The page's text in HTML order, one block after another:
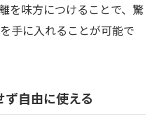
を味方につけることで、驚
手に入れることが可能で
自由に使える